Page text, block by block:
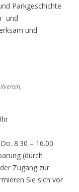
Parkgeschichte
und
und
8.30 – 16.00
(durch
Zugang zur
Sie sich vor